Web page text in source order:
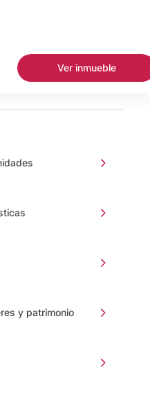
Ver inmueble
y patrimonio